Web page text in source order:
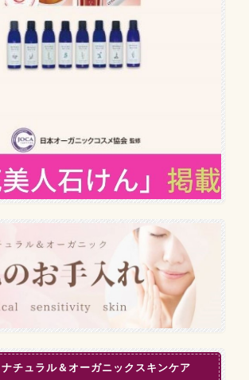
チュラル＆オーガニックスキンケア